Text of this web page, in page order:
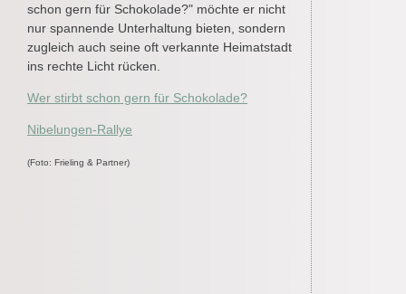
schon gern für Schokolade?" möchte er nicht
nur spannende Unterhaltung bieten, sondern
zugleich auch seine oft verkannte Heimatstadt
ins rechte Licht rücken.
Wer stirbt schon gern für Schokolade?
Nibelungen-Rallye
(Foto: Frieling & Partner)